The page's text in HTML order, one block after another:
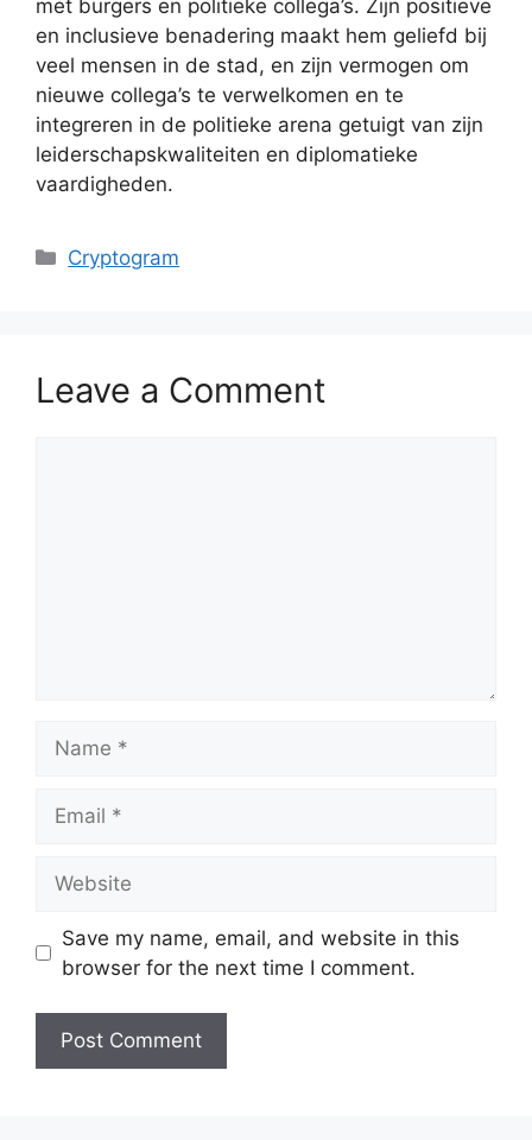
met burgers en politieke collega’s. Zijn positieve
en inclusieve benadering maakt hem geliefd bij
veel mensen in de stad, en zijn vermogen om
nieuwe collega’s te verwelkomen en te
integreren in de politieke arena getuigt van zijn
leiderschapskwaliteiten en diplomatieke
vaardigheden.
Categories
Cryptogram
Leave a Comment
Save my name, email, and website in this
browser for the next time I comment.